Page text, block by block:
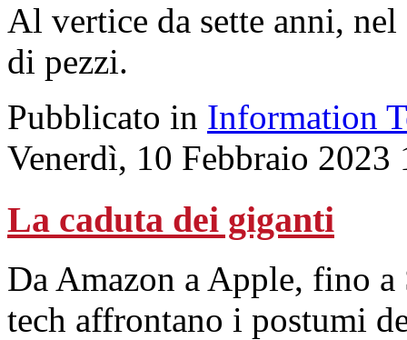
Al vertice da sette anni,
di pezzi.
Pubblicato in Information
Venerdì, 10 Febbraio 2023
La caduta dei giganti
Da Amazon a Apple, fino a
tech affrontano i postumi